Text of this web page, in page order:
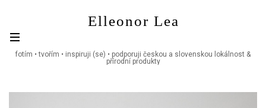
content
Elleonor Lea
fotím • tvořím • inspiruji (se) • podporuji českou a slovenskou lokálnost &
přírodní produkty